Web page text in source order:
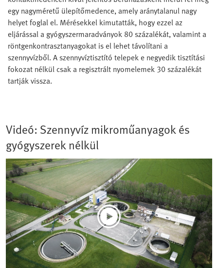
egy nagyméretű ülepítőmedence, amely aránytalanul nagy
helyet foglal el. Mérésekkel kimutatták, hogy ezzel az
eljárással a gyógyszermaradványok 80 százalékát, valamint a
röntgenkontrasztanyagokat is el lehet távolítani a
szennyvízből. A szennyvíztisztító telepek e negyedik tisztítási
fokozat nélkül csak a regisztrált nyomelemek 30 százalékát
tartják vissza.
Videó: Szennyvíz mikroműanyagok és
gyógyszerek nélkül